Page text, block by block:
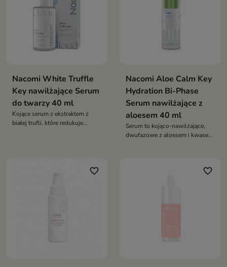
pomaga przywrócić skórze
komfort, miękkość i zdrowy
Nacomi White Truffle
Key nawilżające Serum
do twarzy 40 ml
Kojące serum z ekstraktem z
białej trufli, które redukuje
Nacomi Aloe Calm Key
Hydration Bi-Phase
Serum nawilżające z
aloesem 40 ml
Serum to kojąco-nawilżające,
dwufazowe z aloesem i kwasem
favorite_border favorite_border